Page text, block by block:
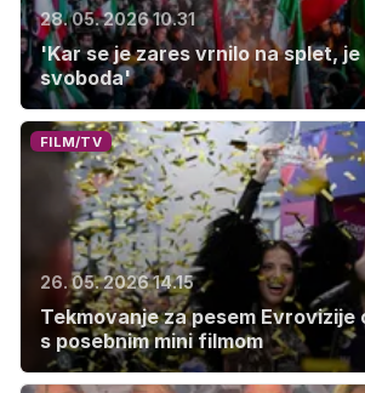
28. 05. 2026 10.31
'Kar se je zares vrnilo na splet,
svoboda'
FILM/TV
26. 05. 2026 14.15
Tekmovanje za pesem Evrovizije
s posebnim mini filmom